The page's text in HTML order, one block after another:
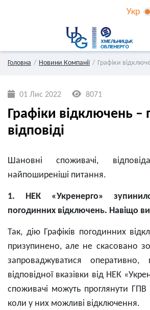
Укр
Головна Новини Компанії Графіки
01 Лис 2022 8071
Графіки відключень –
відповіді
Шановні споживачі,
найпоширеніші питання.
1. НЕК «Укренерго»
погодинних відключень. Навіщо ви
Так, дію Графіків погодинних
призупинено, але не скасовано
запроваджуватися оперативно,
відповідної вказівки від НЕК
споживачі можуть проглянути ГПВ
коли у них можливі відключення.